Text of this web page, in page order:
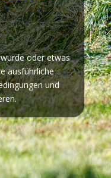
oder etwas
ausführliche
und